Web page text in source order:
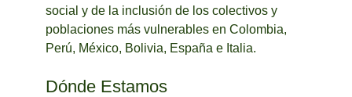
social y de la inclusión de los colectivos y
poblaciones más vulnerables en Colombia,
Perú, México, Bolivia, España e Italia.
Dónde Estamos